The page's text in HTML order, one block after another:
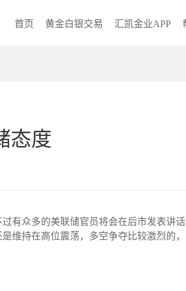
首页 黄金白银交易 汇凯金业APP
态度
有众多的美联储官员将会在后市发表讲
维持在高位震荡，多空争夺比较激烈的